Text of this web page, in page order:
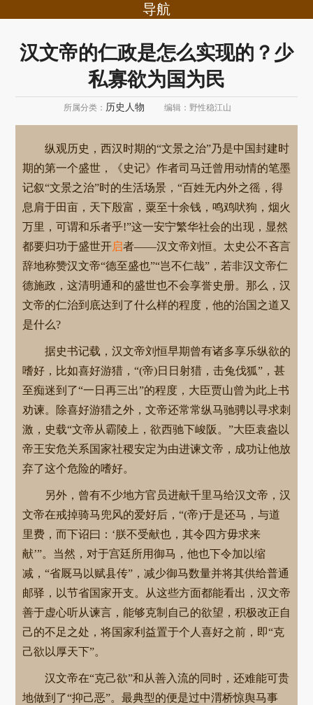
导航
汉文帝的仁政是怎么实现的？少
私寡欲为国为民
所属分类： 历史人物 编辑：野性稳江山
纵观历史，西汉时期的“文景之治”乃是中国封建时
期的第一个盛世，《史记》作者司马迁曾用动情的笔墨
记叙“文景之治”时的生活场景，“百姓无内外之徭，得
息肩于田亩，天下殷富，粟至十余钱，鸣鸡吠狗，烟火
万里，可谓和乐者乎!”这一安宁繁华社会的出现，显然
都要归功于盛世开启者——汉文帝刘恒。太史公不吝言
辞地称赞汉文帝“德至盛也”“岂不仁哉”，若非汉文帝仁
德施政，这清明通和的盛世也不会享誉史册。那么，汉
文帝的仁治到底达到了什么样的程度，他的治国之道又
是什么?
据史书记载，汉文帝刘恒早期曾有诸多享乐纵欲的
嗜好，比如喜好游猎，“(帝)日日射猎，击兔伐狐”，甚
至痴迷到了“一日再三出”的程度，大臣贾山曾为此上书
劝谏。除喜好游猎之外，文帝还常常纵马驰骋以寻求刺
激，史载“文帝从霸陵上，欲西驰下峻阪。”大臣袁盎以
帝王安危关系国家社稷安定为由进谏文帝，成功让他放
弃了这个危险的嗜好。
另外，曾有不少地方官员进献千里马给汉文帝，汉
文帝在戒掉骑马兜风的爱好后，“(帝)于是还马，与道
里费，而下诏曰：‘朕不受献也，其令四方毋求来
献’”。当然，对于宫廷所用御马，他也下令加以缩
减，“省厩马以赋县传”，减少御马数量并将其供给普通
邮驿，以节省国家开支。从这些方面都能看出，汉文帝
善于虚心听从谏言，能够克制自己的欲望，积极改正自
己的不足之处，将国家利益置于个人喜好之前，即“克
己欲以厚天下”。
汉文帝在“克己欲”和从善入流的同时，还难能可贵
地做到了“抑己恶”。最典型的便是过中渭桥惊舆马事